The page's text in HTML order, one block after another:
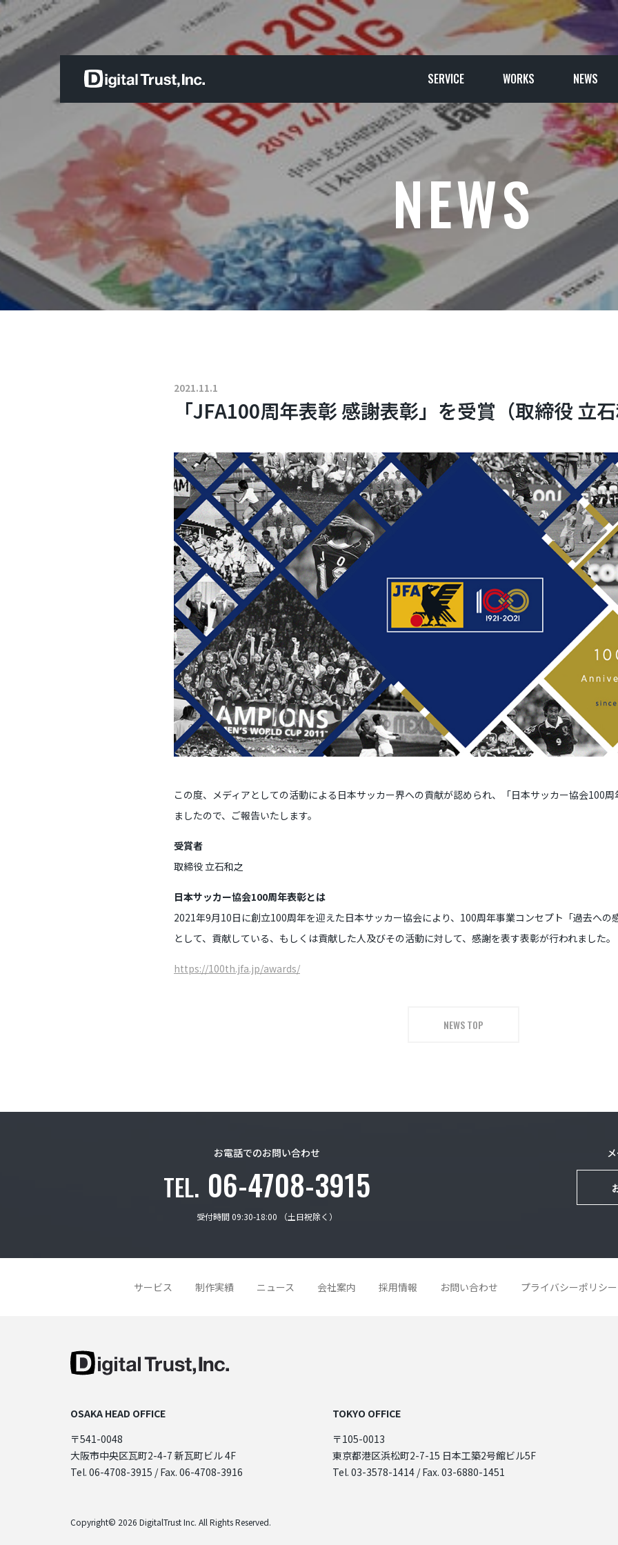
SERVICE WORKS NEWS
NEWS
2021.11.1
「JFA100周年表彰 感謝表彰」を受賞（取締役 立
この度、メディアとしての活動による日本サッカー界への貢献が認められ、「日本サッカー協会100
ましたので、ご報告いたします。
受賞者
取締役 立石和之
日本サッカー協会100周年表彰とは
2021年9月10日に創立100周年を迎えた日本サッカー協会により、100周年事業コンセプト「過去への
として、貢献している、もしくは貢献した人及びその活動に対して、感謝を表す表彰が行われました。
https://100th.jfa.jp/awards/
NEWS TOP
お電話でのお問い合わせ
TEL. 06-4708-3915
受付時間 09:30-18:00 （土日祝除く）
サービス 制作実績 ニュース 会社案内 採用情報 お問い合わせ プライバシーポリシー
OSAKA HEAD OFFICE
〒541-0048
大阪市中央区瓦町2-4-7 新瓦町ビル 4F
Tel. 06-4708-3915 / Fax. 06-4708-3916
TOKYO OFFICE
〒105-0013
東京都港区浜松町2-7-15 日本工築2号館ビル5F
Tel. 03-3578-1414 / Fax. 03-6880-1451
Copyright© 2026 DigitalTrust Inc. All Rights Reserved.